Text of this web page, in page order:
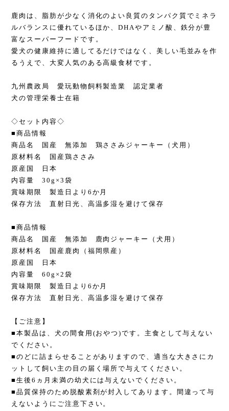
鹿肉は、脂肪が少なく消化のよい良質のタンパク質でミネラ
ルバランスに優れているほか、DHAやアミノ酸、鉄分が豊
富なスーパーフードです。
愛犬の健康維持に適してるだけではなく、美しい毛並みを作
るうえで、大変人気のある高級食材です。
九州農政局 愛玩動物飼料製造業 認定業者
犬の管理栄養士在籍
◇セット内容◇
■商品情報
商品名 国産 無添加 鶏ささみジャーキー（犬用）
原材料名 国産鶏ささみ
原産国 日本
内容量 30g×3袋
賞味期限 製造日より6か月
保存方法 直射日光、高温多湿を避けて保存
■商品情報
商品名 国産 無添加 鹿肉ジャーキー（犬用）
原材料名 国産鹿肉（福岡県産）
原産国 日本
内容量 60g×2袋
賞味期限 製造日より6か月
保存方法 直射日光、高温多湿を避けて保存
【ご注意】
■本製品は、犬の間食用(おやつ)です。主食として与えない
でください。
■のどに詰まらせることがありますので、適当な大きさにカ
ットして飼い主の目の届く場所で与えてください。
■生後6ヵ月未満の幼犬には与えないでください。
■品質保持のため脱酸素剤が封入してあります。間違って与
えないようにご注意下さい。